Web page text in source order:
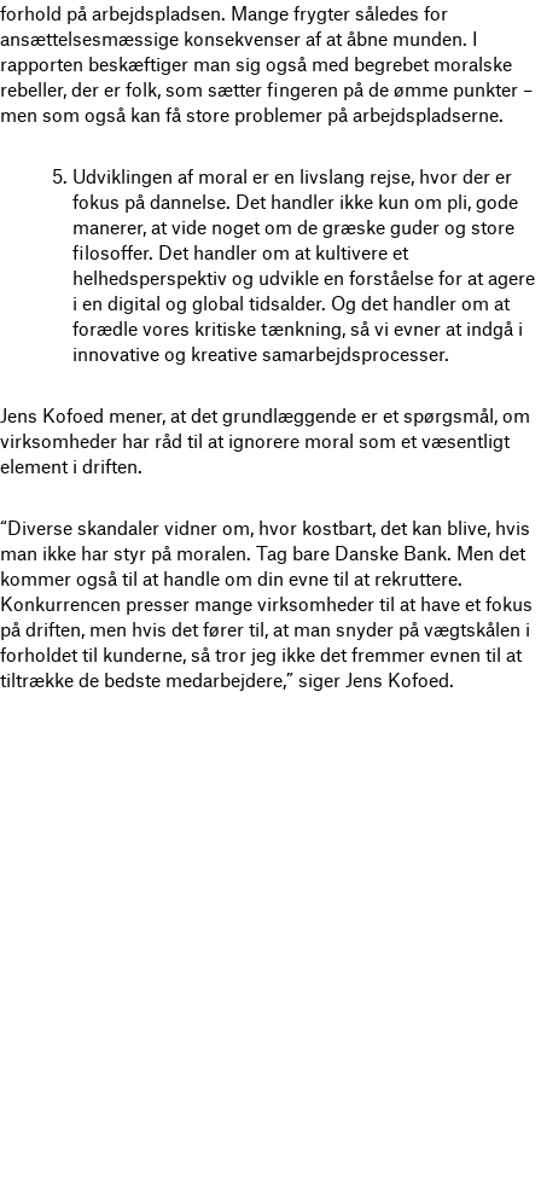
forhold på arbejdspladsen. Mange frygter således for
ansættelsesmæssige konsekvenser af at åbne munden. I
rapporten beskæftiger man sig også med begrebet moralske
rebeller, der er folk, som sætter fingeren på de ømme punkter –
men som også kan få store problemer på arbejdspladserne.
Udviklingen af moral er en livslang rejse, hvor der er
fokus på dannelse. Det handler ikke kun om pli, gode
manerer, at vide noget om de græske guder og store
filosoffer. Det handler om at kultivere et
helhedsperspektiv og udvikle en forståelse for at agere
i en digital og global tidsalder. Og det handler om at
forædle vores kritiske tænkning, så vi evner at indgå i
innovative og kreative samarbejdsprocesser.
Jens Kofoed mener, at det grundlæggende er et spørgsmål, om
virksomheder har råd til at ignorere moral som et væsentligt
element i driften.
“Diverse skandaler vidner om, hvor kostbart, det kan blive, hvis
man ikke har styr på moralen. Tag bare Danske Bank. Men det
kommer også til at handle om din evne til at rekruttere.
Konkurrencen presser mange virksomheder til at have et fokus
på driften, men hvis det fører til, at man snyder på vægtskålen i
forholdet til kunderne, så tror jeg ikke det fremmer evnen til at
tiltrække de bedste medarbejdere,” siger Jens Kofoed.